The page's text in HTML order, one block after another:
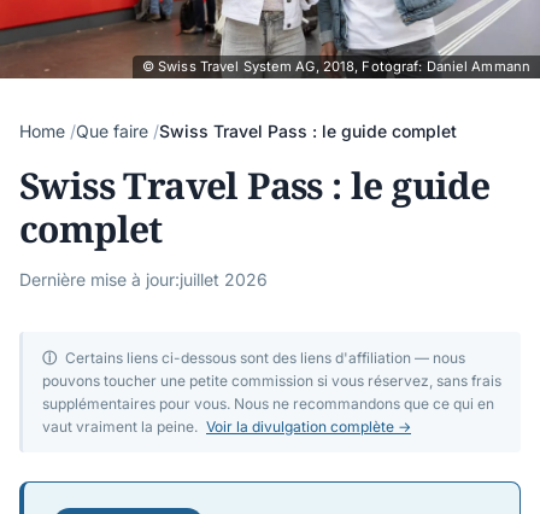
© Swiss Travel System AG, 2018, Fotograf: Daniel Ammann
Home Que faire Swiss Travel Pass : le guide complet
Swiss Travel Pass : le guide
complet
Dernière mise à jour:juillet 2026
ⓘ Certains liens ci-dessous sont des liens d'affiliation — nous
pouvons toucher une petite commission si vous réservez, sans frais
supplémentaires pour vous. Nous ne recommandons que ce qui en
vaut vraiment la peine. Voir la divulgation complète →